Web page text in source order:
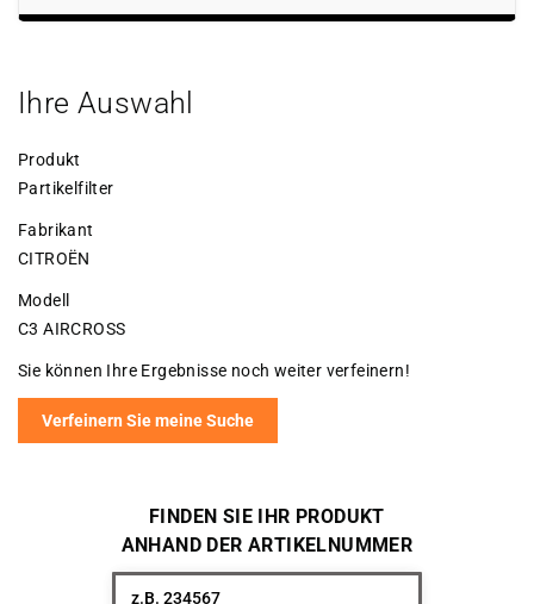
Ihre Auswahl
Produkt
Partikelfilter
Fabrikant
CITROËN
Modell
C3 AIRCROSS
Sie können Ihre Ergebnisse noch weiter verfeinern!
Verfeinern Sie meine Suche
FINDEN SIE IHR PRODUKT
ANHAND DER ARTIKELNUMMER